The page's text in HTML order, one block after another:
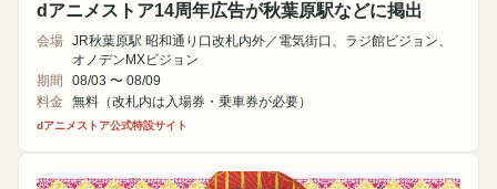
dアニメストア14周年広告が秋葉原駅などに掲出
会場 JR秋葉原駅 昭和通り口改札内外／電気街口、ラジ館ビジョン、
オノデンMXビジョン
期間
08/03 〜 08/09
料金
無料（改札内は入場券・乗車券が必要）
dアニメストア公式特設サイト